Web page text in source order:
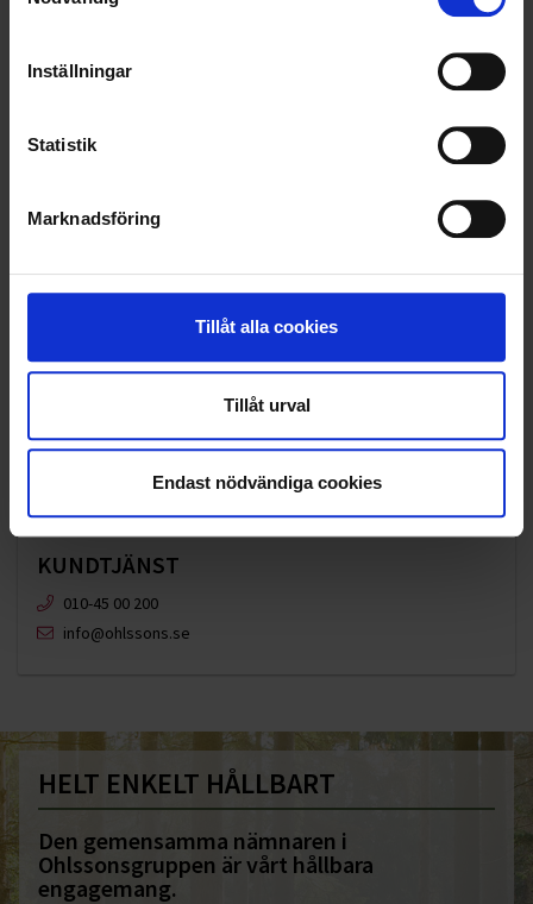
Inställningar
Statistik
Marknadsföring
Tillåt alla cookies
Tillåt urval
Endast nödvändiga cookies
RENHÅLLNING
SAMARBETEN
KUNDTJÄNST
010-45 00 200​
info@ohlssons.se
HELT ENKELT HÅLLBART
Den gemensamma nämnaren i
Ohlssonsgruppen är vårt hållbara
engagemang.